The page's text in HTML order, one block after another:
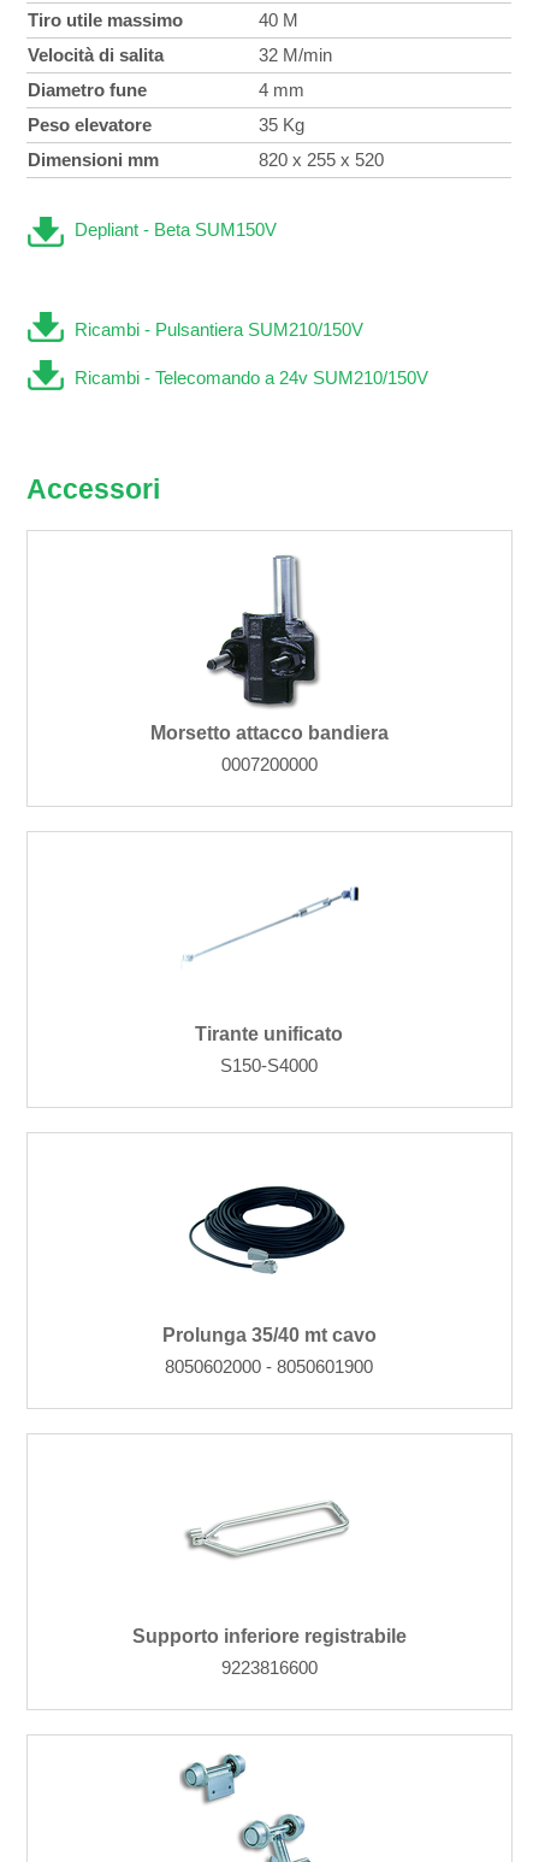
Tiro utile massimo
40 M
Velocità di salita
32 M/min
Diametro fune
4 mm
Peso elevatore
35 Kg
Dimensioni mm
820 x 255 x 520
Depliant - Beta SUM150V
Ricambi - Pulsantiera SUM210/150V
Ricambi - Telecomando a 24v SUM210/150V
Accessori
Morsetto attacco bandiera
0007200000
Tirante unificato
S150-S4000
Prolunga 35/40 mt cavo
8050602000 - 8050601900
Supporto inferiore registrabile
9223816600